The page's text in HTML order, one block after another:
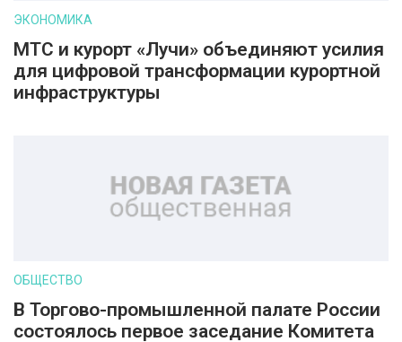
ЭКОНОМИКА
МТС и курорт «Лучи» объединяют усилия
для цифровой трансформации курортной
инфраструктуры
ОБЩЕСТВО
В Торгово-промышленной палате России
состоялось первое заседание Комитета